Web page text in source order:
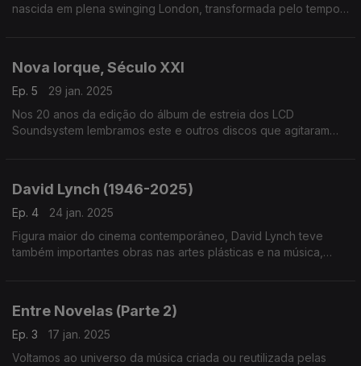
nascida em plena swinging London, transformada pelo tempo
Nova Iorque, Século XXI
Ep. 5
29 jan. 2025
Nos 20 anos da edição do álbum de estreia dos LCD
Soundsystem lembramos este e outros discos que agitaram
David Lynch (1946-2025)
Ep. 4
24 jan. 2025
Figura maior do cinema contemporâneo, David Lynch teve
também importantes obras nas artes plásticas e na música,
Entre Novelas (Parte 2)
Ep. 3
17 jan. 2025
Voltamos ao universo da música criada ou reutilizada pelas